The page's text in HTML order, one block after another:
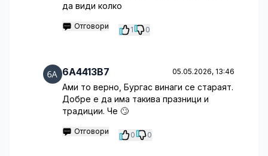
да види колко
Отговори 1 0
6A4413B7 05.05.2026, 13:46
Ами то верно, Бургас винаги се стараят.
Добре е да има такива празници и
традиции. Че 🙄
Отговори 0 0